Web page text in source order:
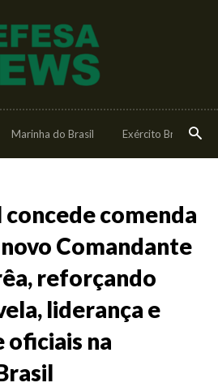
Marinha do Brasil Exército Brasileiro
concede comenda
Comandante
reforçando
liderança e
oficiais na